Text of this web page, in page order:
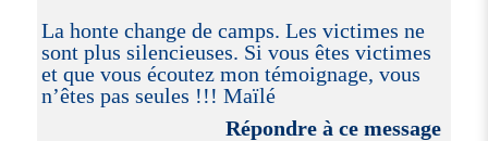
La honte change de camps. Les victimes ne
sont plus silencieuses. Si vous êtes victimes
et que vous écoutez mon témoignage, vous
n’êtes pas seules !!! Maïlé
Répondre à ce message